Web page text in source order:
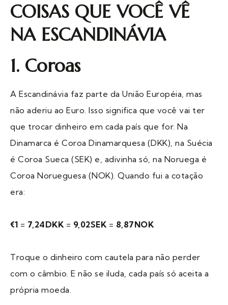
COISAS QUE VOCÊ VÊ
NA ESCANDINÁVIA
1. Coroas
A Escandinávia faz parte da União Européia, mas
não aderiu ao Euro. Isso significa que você vai ter
que trocar dinheiro em cada país que for. Na
Dinamarca é Coroa Dinamarquesa (DKK), na Suécia
é Coroa Sueca (SEK) e, adivinha só, na Noruega é
Coroa Norueguesa (NOK). Quando fui a cotação
era:
€1 = 7,24DKK= 9,02SEK= 8,87NOK
Troque o dinheiro com cautela para não perder
com o câmbio. E não se iluda, cada país só aceita a
própria moeda.